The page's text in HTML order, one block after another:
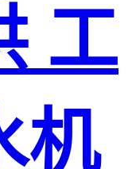
工
机